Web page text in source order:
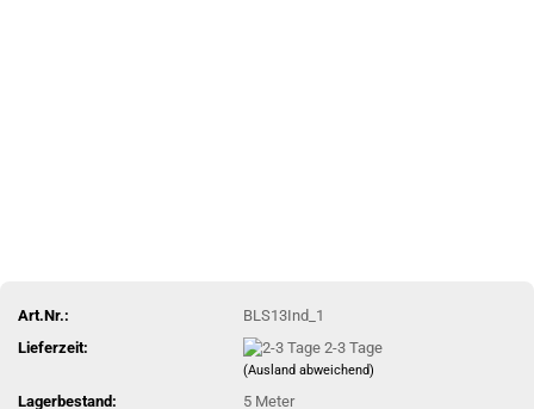
Art.Nr.:
BLS13Ind_1
Lieferzeit:
2-3 Tage
(Ausland abweichend)
Lagerbestand: 5 Meter